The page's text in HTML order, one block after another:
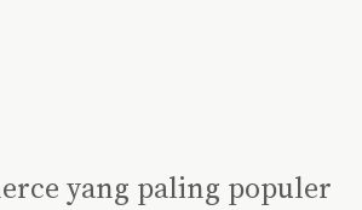
yang paling populer